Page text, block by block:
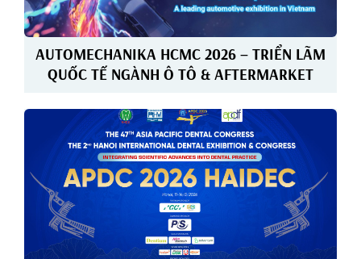
AUTOMECHANIKA HCMC 2026 – TRIỂN LÃM
QUỐC TẾ NGÀNH Ô TÔ & AFTERMARKET